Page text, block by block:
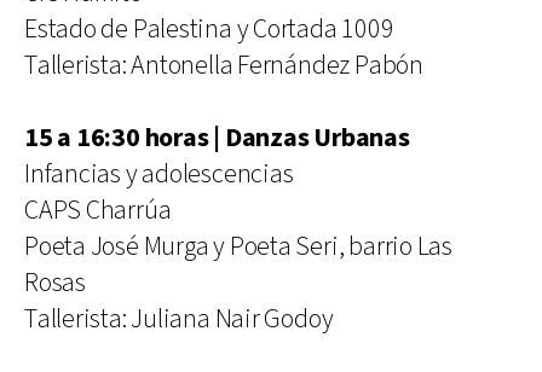
Estado de Palestina y Cortada 1009
Tallerista: Antonella Fernández Pabón
15 a 16:30 horas | Danzas Urbanas
Infancias y adolescencias
CAPS Charrúa
Poeta José Murga y Poeta Seri, barrio Las
Rosas
Tallerista: Juliana Nair Godoy